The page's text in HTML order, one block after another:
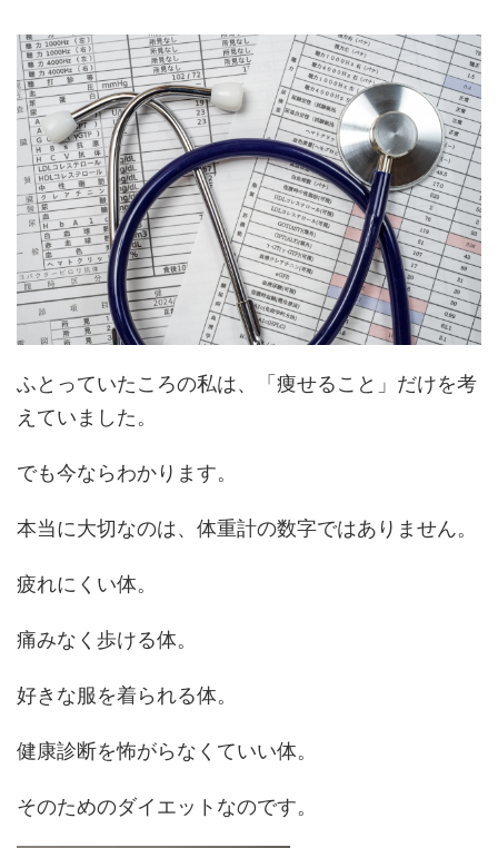
ふとっていたころの私は、「痩せること」だけを考
えていました。
でも今ならわかります。
本当に大切なのは、体重計の数字ではありません。
疲れにくい体。
痛みなく歩ける体。
好きな服を着られる体。
健康診断を怖がらなくていい体。
そのためのダイエットなのです。